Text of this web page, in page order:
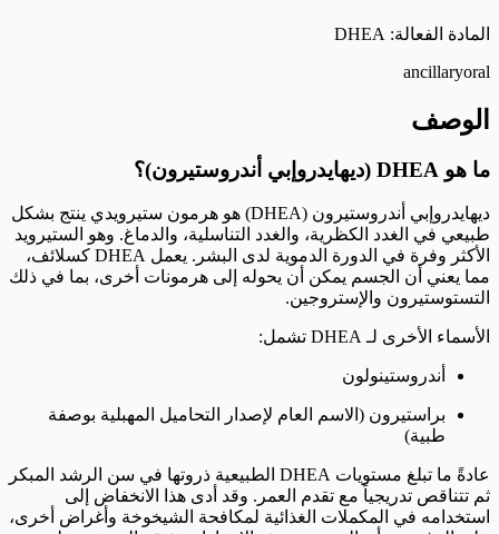
المادة الفعالة: DHEA
ancillaryoral
الوصف
ما هو DHEA (ديهايدروإبي أندروستيرون)؟
ديهايدروإبي أندروستيرون (DHEA) هو هرمون ستيرويدي ينتج بشكل
طبيعي في الغدد الكظرية، والغدد التناسلية، والدماغ. وهو الستيرويد
الأكثر وفرة في الدورة الدموية لدى البشر. يعمل DHEA كسلائف،
مما يعني أن الجسم يمكن أن يحوله إلى هرمونات أخرى، بما في ذلك
التستوستيرون والإستروجين.
الأسماء الأخرى لـ DHEA تشمل:
أندروستينولون
براستيرون (الاسم العام لإصدار التحاميل المهبلية بوصفة
طبية)
عادةً ما تبلغ مستويات DHEA الطبيعية ذروتها في سن الرشد المبكر
ثم تتناقص تدريجياً مع تقدم العمر. وقد أدى هذا الانخفاض إلى
استخدامه في المكملات الغذائية لمكافحة الشيخوخة وأغراض أخرى،